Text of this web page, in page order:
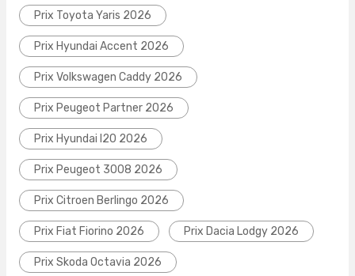
Prix Toyota Yaris 2026
Prix Hyundai Accent 2026
Prix Volkswagen Caddy 2026
Prix Peugeot Partner 2026
Prix Hyundai I20 2026
Prix Peugeot 3008 2026
Prix Citroen Berlingo 2026
Prix Fiat Fiorino 2026 Prix Dacia Lodgy 2026
Prix Skoda Octavia 2026